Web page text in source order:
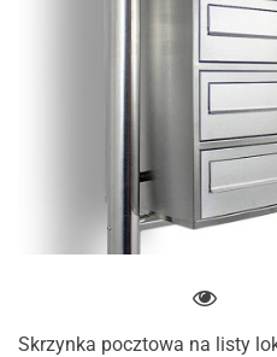
Skrzynka pocztowa na listy